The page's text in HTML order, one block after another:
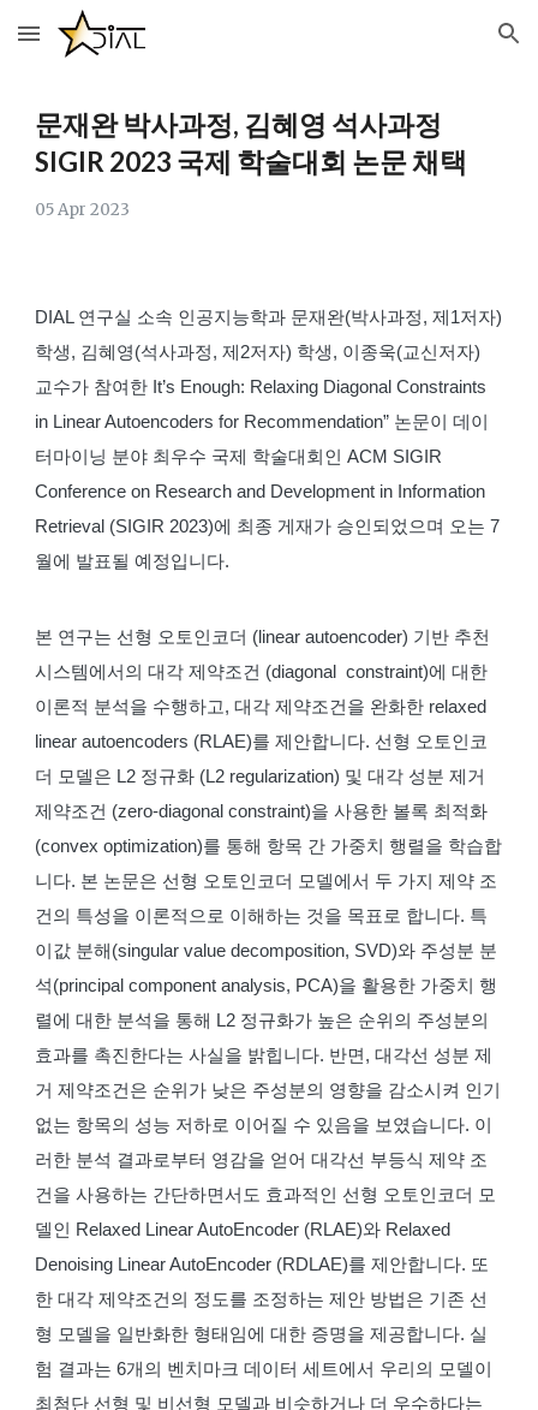
Skip to main content Skip to navigation
문재완박사과정, 김혜영 석사과정
SIGIR 2023 국제 학술대회 논문 채택
05Apr 2023
DIAL 연구실 소속 인공지능학과 문재완(박사과정, 제1저자)
학생, 김혜영(석사과정, 제2저자) 학생, 이종욱(교신저자)
교수가 참여한 It’s Enough: Relaxing Diagonal Constraints
in Linear Autoencoders for Recommendation” 논문이 데이
터마이닝 분야 최우수 국제 학술대회인 ACM SIGIR
Conference on Research and Development in Information
Retrieval (SIGIR 2023)에 최종 게재가 승인되었으며 오는 7
월에 발표될 예정입니다.
본 연구는 선형 오토인코더 (linear autoencoder) 기반 추천
시스템에서의 대각 제약조건 (diagonal constraint)에 대한
이론적 분석을 수행하고, 대각 제약조건을 완화한 relaxed
linear autoencoders (RLAE)를 제안합니다. 선형 오토인코
더 모델은 L2 정규화 (L2 regularization) 및 대각 성분 제거
제약조건 (zero-diagonal constraint)을 사용한 볼록 최적화
(convex optimization)를 통해 항목 간 가중치 행렬을 학습합
니다. 본 논문은 선형 오토인코더 모델에서 두 가지 제약 조
건의 특성을 이론적으로 이해하는 것을 목표로 합니다. 특
이값 분해(singular value decomposition, SVD)와 주성분 분
석(principal component analysis, PCA)을 활용한 가중치 행
렬에 대한 분석을 통해 L2 정규화가 높은 순위의 주성분의
효과를 촉진한다는 사실을 밝힙니다. 반면, 대각선 성분 제
거 제약조건은 순위가 낮은 주성분의 영향을 감소시켜 인기
없는 항목의 성능 저하로 이어질 수 있음을 보였습니다. 이
러한 분석 결과로부터 영감을 얻어 대각선 부등식 제약 조
건을 사용하는 간단하면서도 효과적인 선형 오토인코더 모
델인 Relaxed Linear AutoEncoder (RLAE)와 Relaxed
Denoising Linear AutoEncoder (RDLAE)를 제안합니다. 또
한 대각 제약조건의 정도를 조정하는 제안 방법은 기존 선
형 모델을 일반화한 형태임에 대한 증명을 제공합니다. 실
험 결과는 6개의 벤치마크 데이터 세트에서 우리의 모델이
최첨단 선형 및 비선형 모델과 비슷하거나 더 우수하다는